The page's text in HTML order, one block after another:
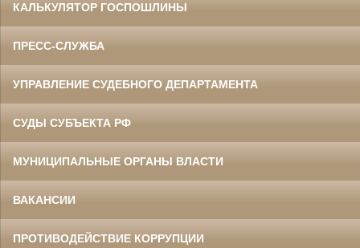
КАЛЬКУЛЯТОР ГОСПОШЛИНЫ
ПРЕСС-СЛУЖБА
УПРАВЛЕНИЕ СУДЕБНОГО ДЕПАРТАМЕНТА
СУДЫ СУБЪЕКТА РФ
МУНИЦИПАЛЬНЫЕ ОРГАНЫ ВЛАСТИ
ВАКАНСИИ
ПРОТИВОДЕЙСТВИЕ КОРРУПЦИИ